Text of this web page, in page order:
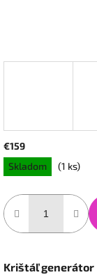
€159
Jednotková
cena:
Skladom (1 ks)
Krištáľ generátor